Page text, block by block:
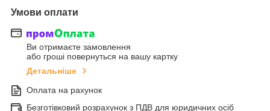
Умови оплати
Ви отримаєте замовлення
або гроші повернуться на вашу картку
Детальніше
Оплата на рахунок
Безготівковий розрахунок з ПДВ для юридичних осіб